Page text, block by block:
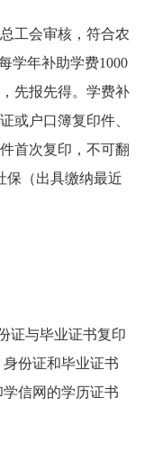
工会审核，符合农
学年补助学费1000
先报先得。学费补
或户口簿复印件、
首次复印，不可翻
保（出具缴纳最近
证与毕业证书复印
份证和毕业证书
信网的学历证书